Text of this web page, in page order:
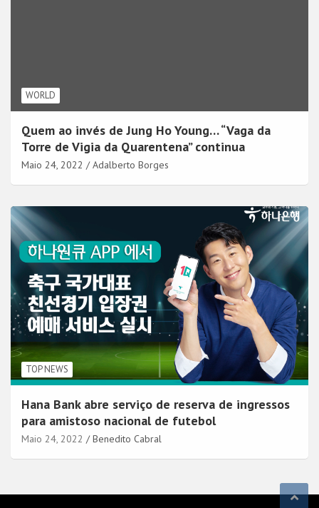
WORLD
Quem ao invés de Jung Ho Young… “Vaga da
Torre de Vigia da Quarentena” continua
Maio 24, 2022 Adalberto Borges
TOP NEWS
Hana Bank abre serviço de reserva de ingressos
para amistoso nacional de futebol
Maio 24, 2022 Benedito Cabral